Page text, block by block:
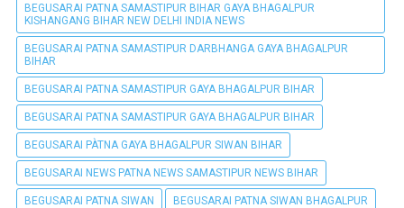
BEGUSARAI PATNA SAMASTIPUR BIHAR GAYA BHAGALPUR
KISHANGANG BIHAR NEW DELHI INDIA NEWS
BEGUSARAI PATNA SAMASTIPUR DARBHANGA GAYA BHAGALPUR
BIHAR
BEGUSARAI PATNA SAMASTIPUR GAYA BHAGALPUR BIHAR
BEGUSARAI PATNA SAMASTIPUR GAYA BHAGALPUR BIHAR
BEGUSARAI PÀTNA GAYA BHAGALPUR SIWAN BIHAR
BEGUSARAI NEWS PATNA NEWS SAMASTIPUR NEWS BIHAR
BEGUSARAI PATNA SIWAN BEGUSARAI PATNA SIWAN BHAGALPUR